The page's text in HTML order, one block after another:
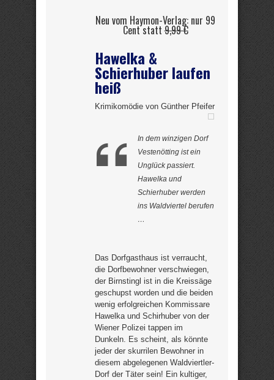
Neu vom Haymon-Verlag: nur 99
Cent statt9,99 €
Hawelka &
Schierhuber laufen
heiß
Krimikomödie von Günther Pfeifer
In dem winzigen Dorf
Vestenötting ist ein
Unglück passiert.
Hawelka und
Schierhuber werden
ins Waldviertel berufen
…
Das Dorfgasthaus ist verraucht,
die Dorfbewohner verschwiegen,
der Birnstingl ist in die Kreissäge
geschupst worden und die beiden
wenig erfolgreichen Kommissare
Hawelka und Schirhuber von der
Wiener Polizei tappen im
Dunkeln. Es scheint, als könnte
jeder der skurrilen Bewohner in
diesem abgelegenen Waldviertler-
Dorf der Täter sein! Ein kultiger,